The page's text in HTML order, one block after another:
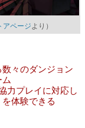
アページより）
々のダンジョン
力プレイに対応し
体験できる